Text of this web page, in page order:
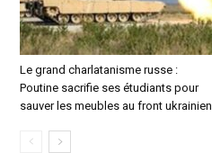
Le grand charlatanisme russe :
Poutine sacrifie ses étudiants pour
sauver les meubles au front ukrainien